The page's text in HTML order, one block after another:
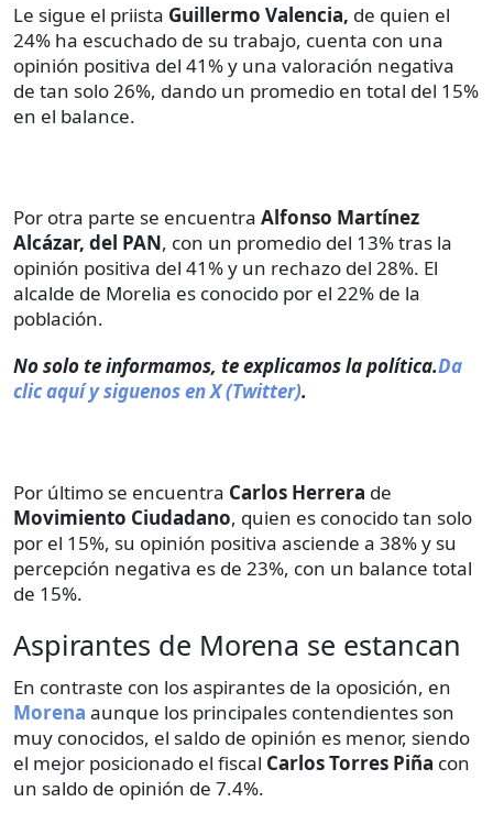
Le sigue el priista Guillermo Valencia, de quien el
24% ha escuchado de su trabajo, cuenta con una
opinión positiva del 41% y una valoración negativa
de tan solo 26%, dando un promedio en total del 15%
en el balance.
Por otra parte se encuentra Alfonso Martínez
Alcázar, del PAN, con un promedio del 13% tras la
opinión positiva del 41% y un rechazo del 28%. El
alcalde de Morelia es conocido por el 22% de la
población.
No solo te informamos, te explicamos la política.Da
clic aquí y siguenos en X (Twitter).
Por último se encuentra Carlos Herrera de
Movimiento Ciudadano, quien es conocido tan solo
por el 15%, su opinión positiva asciende a 38% y su
percepción negativa es de 23%, con un balance total
de 15%.
Aspirantes de Morena se estancan
En contraste con los aspirantes de la oposición, en
Morena aunque los principales contendientes son
muy conocidos, el saldo de opinión es menor, siendo
el mejor posicionado el fiscal Carlos Torres Piña con
un saldo de opinión de 7.4%.